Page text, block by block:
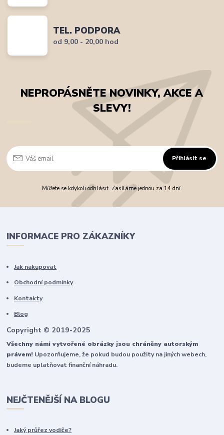
TEL. PODPORA
od 9,00 - 20,00 hod
NEPROPÁSNĚTE NOVINKY, AKCE A
SLEVY!
Přihlásit se
Můžete se kdykoli odhlásit. Zasíláme jednou za 14 dní.
INFORMACE PRO ZÁKAZNÍKY
Jak nakupovat
Obchodní podmínky
Kontakty
Blog
Copyright © 2019-2025
Všechny námi vytvořené obrázky jsou chráněny autorským
právem! Upozorňujeme, že pokud budou použity na jiných webech,
budeme uplatňovat finanční náhradu.
NEJČTENĚJŠÍ NA BLOGU
Jaký průřez vodiče?